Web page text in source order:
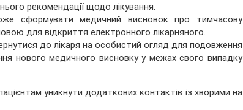
рекомендації щодо лікування.
сформувати медичний висновок про тимчасову
для відкриття електронного лікарняного.
до лікаря на особистий огляд для подовження
нового медичного висновку у межах свого випадку
уникнути додаткових контактів із хворими на